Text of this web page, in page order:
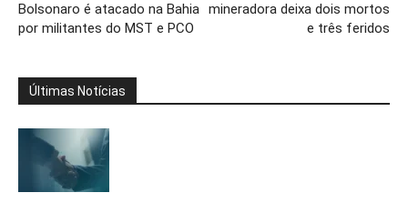
Bolsonaro é atacado na Bahia
por militantes do MST e PCO
mineradora deixa dois mortos
e três feridos
Últimas Notícias